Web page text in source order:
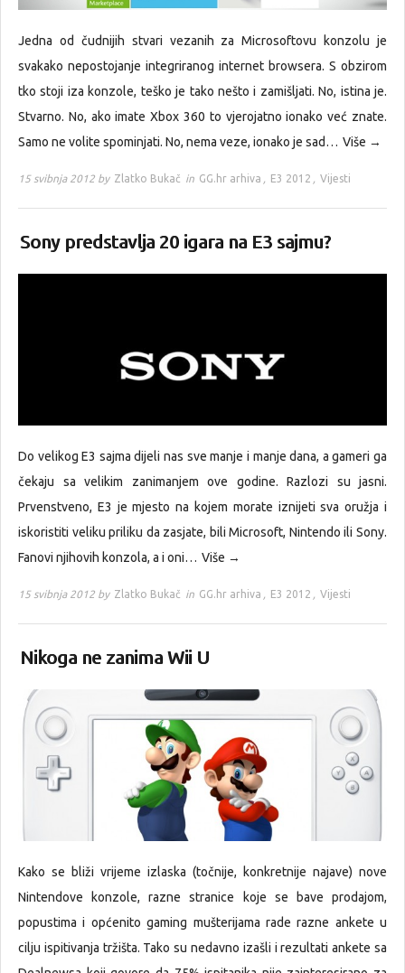
Jedna od čudnijih stvari vezanih za Microsoftovu konzolu je
svakako nepostojanje integriranog internet browsera. S obzirom
tko stoji iza konzole, teško je tako nešto i zamišljati. No, istina je.
Stvarno. No, ako imate Xbox 360 to vjerojatno ionako već znate.
Samo ne volite spominjati. No, nema veze, ionako je sad… Više →
15 svibnja 2012 by Zlatko Bukač in GG.hr arhiva , E3 2012 , Vijesti
Sony predstavlja 20 igara na E3 sajmu?
Do velikog E3 sajma dijeli nas sve manje i manje dana, a gameri ga
čekaju sa velikim zanimanjem ove godine. Razlozi su jasni.
Prvenstveno, E3 je mjesto na kojem morate iznijeti sva oružja i
iskoristiti veliku priliku da zasjate, bili Microsoft, Nintendo ili Sony.
Fanovi njihovih konzola, a i oni… Više →
15 svibnja 2012 by Zlatko Bukač in GG.hr arhiva , E3 2012 , Vijesti
Nikoga ne zanima Wii U
Kako se bliži vrijeme izlaska (točnije, konkretnije najave) nove
Nintendove konzole, razne stranice koje se bave prodajom,
popustima i općenito gaming mušterijama rade razne ankete u
cilju ispitivanja tržišta. Tako su nedavno izašli i rezultati ankete sa